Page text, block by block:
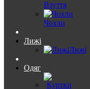
Взуття
Чохли
Лижі
Лижі
Одяг